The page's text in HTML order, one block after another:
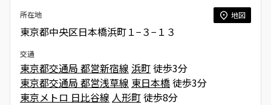
所在地 地図
東京都中央区日本橋浜町１−３−１３
交通
東京都交通局 都営新宿線 浜町徒歩3分
東京都交通局 都営浅草線 東日本橋徒歩3分
東京メトロ 日比谷線 人形町徒歩8分